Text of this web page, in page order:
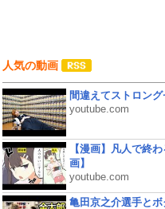
人気の動画
間違えてストロング
youtube.com
【漫画】凡人で終
画】
youtube.com
亀田京之介選手と